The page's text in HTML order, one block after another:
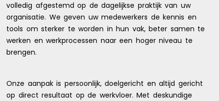
volledig afgestemd op de dagelijkse praktijk van uw
organisatie. We geven uw medewerkers de kennis en
tools om sterker te worden in hun vak, beter samen te
werken en werkprocessen naar een hoger niveau te
brengen.
Onze aanpak is persoonlijk, doelgericht en altijd gericht
op direct resultaat op de werkvloer. Met deskundige